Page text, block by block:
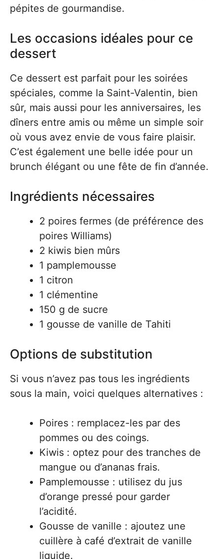
pépites de gourmandise.
Les occasions idéales pour ce
dessert
Ce dessert est parfait pour les soirées
spéciales, comme la Saint-Valentin, bien
sûr, mais aussi pour les anniversaires, les
dîners entre amis ou même un simple soir
où vous avez envie de vous faire plaisir.
C’est également une belle idée pour un
brunch élégant ou une fête de fin d’année.
Ingrédients nécessaires
2 poires fermes (de préférence des
poires Williams)
2 kiwis bien mûrs
1 pamplemousse
1 citron
1 clémentine
150 g de sucre
1 gousse de vanille de Tahiti
Options de substitution
Si vous n’avez pas tous les ingrédients
sous la main, voici quelques alternatives :
Poires : remplacez-les par des
pommes ou des coings.
Kiwis : optez pour des tranches de
mangue ou d’ananas frais.
Pamplemousse : utilisez du jus
d’orange pressé pour garder
l’acidité.
Gousse de vanille : ajoutez une
cuillère à café d’extrait de vanille
liquide.